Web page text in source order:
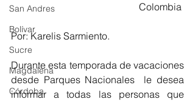
San Andres
Bolívar
Sucre
Magdalena
Córdoba
Colombia
Por: Karelis Sarmiento.
Durante esta temporada de vacaciones
desde Parques Nacionales  le desea
informar a todas las personas que